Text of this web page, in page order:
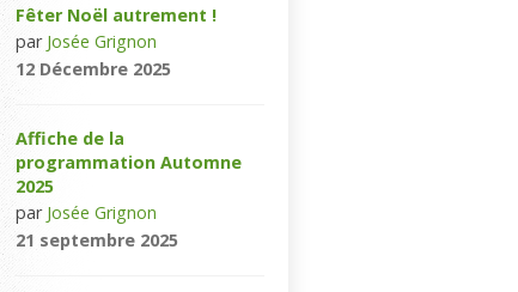
Fêter Noël autrement !
par Josée Grignon
12 Décembre 2025
Affiche de la
programmation Automne
2025
par Josée Grignon
21 septembre 2025